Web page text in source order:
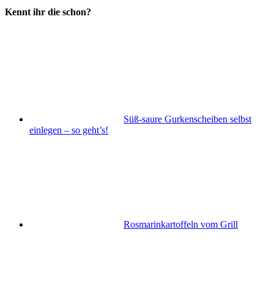
Kennt ihr die schon?
Süß-saure Gurkenscheiben selbst
einlegen – so geht’s!
Rosmarinkartoffeln vom Grill